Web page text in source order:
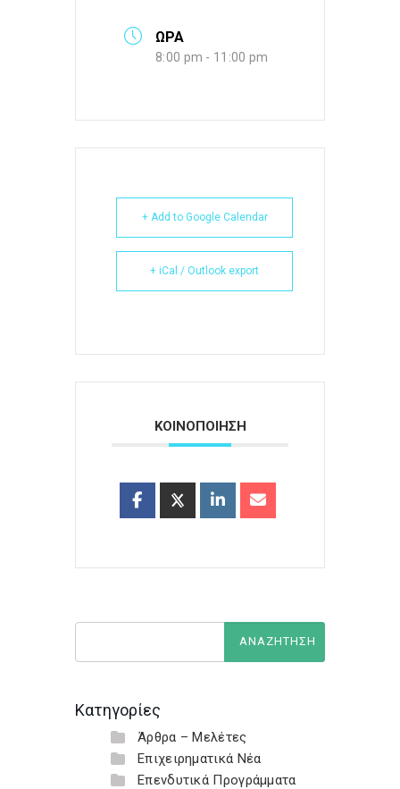
ΩΡΑ
8:00 pm - 11:00 pm
+ Add to Google Calendar
+ iCal / Outlook export
ΚΟΙΝΟΠΟΙΗΣΗ
Κατηγορίες
Άρθρα – Μελέτες
Επιχειρηματικά Νέα
Επενδυτικά Προγράμματα